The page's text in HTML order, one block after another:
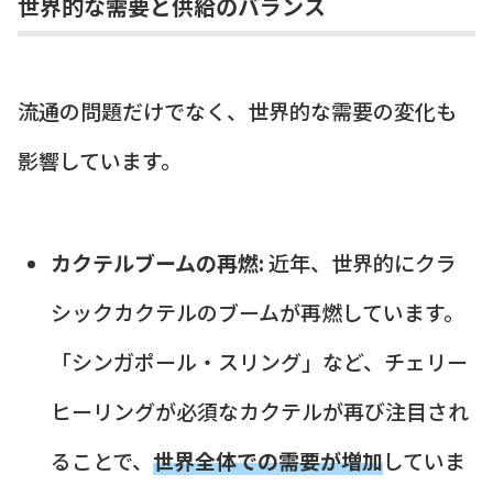
世界的な需要と供給のバランス
流通の問題だけでなく、世界的な需要の変化も
影響しています。
カクテルブームの再燃:近年、世界的にクラ
シックカクテルのブームが再燃しています。
「シンガポール・スリング」など、チェリー
ヒーリングが必須なカクテルが再び注目され
ることで、 世界全体での需要が増加していま